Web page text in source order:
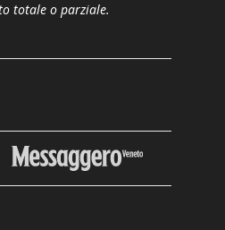
totale o parziale.